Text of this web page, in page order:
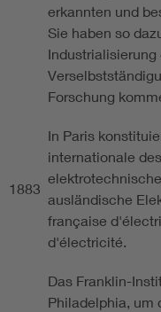
erkannten und
Sie haben so
Forschung
1883
In Paris
internationale
ausländische
française
d'électricité.
Das Franklin-
Philadelphia, um